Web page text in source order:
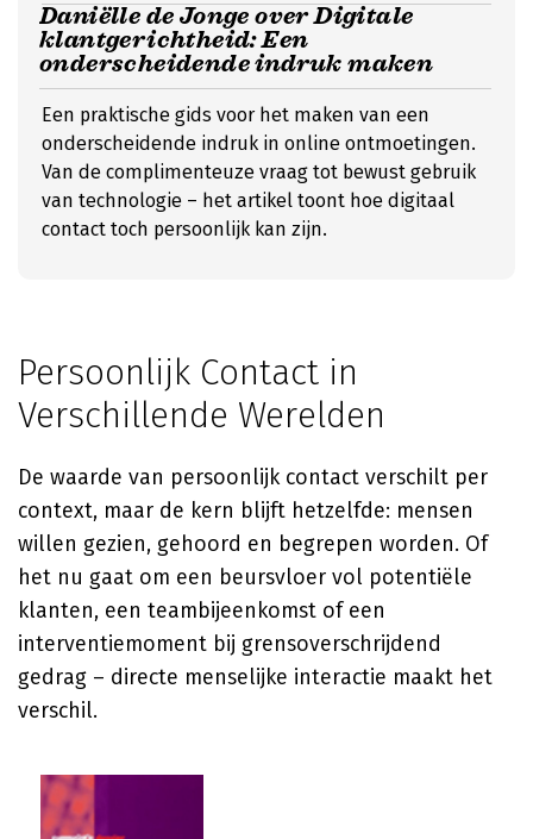
Daniëlle de Jonge over Digitale
klantgerichtheid: Een
onderscheidende indruk maken
Een praktische gids voor het maken van een
onderscheidende indruk in online ontmoetingen.
Van de complimenteuze vraag tot bewust gebruik
van technologie – het artikel toont hoe digitaal
contact toch persoonlijk kan zijn.
Persoonlijk Contact in
Verschillende Werelden
De waarde van persoonlijk contact verschilt per
context, maar de kern blijft hetzelfde: mensen
willen gezien, gehoord en begrepen worden. Of
het nu gaat om een beursvloer vol potentiële
klanten, een teambijeenkomst of een
interventiemoment bij grensoverschrijdend
gedrag – directe menselijke interactie maakt het
verschil.